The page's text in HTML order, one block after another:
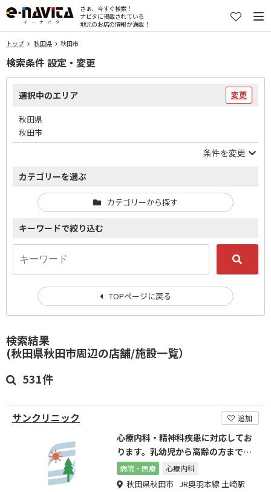
さぁ、今すぐ検索！
ナビタに掲載されている
地元のお店の情報が満載！
トップ 秋田県 秋田市
検索結果
(秋田県秋田市周辺の店舗/施設一覧）
531件
サンクリニック 追加
心療内科・精神科疾患に対応してお
ります。乳幼児から高齢の方まで幅
広い年齢に対応可能です。
病院・医療 心療内科
秋田県秋田市 JR奥羽本線 土崎駅
検索条件 設定・変更
選択中のエリア 変更
秋田県
秋田市
条件を変更
カテゴリーを選ぶ
カテゴリーから探す
キーワードで絞り込む
TOPページに戻る